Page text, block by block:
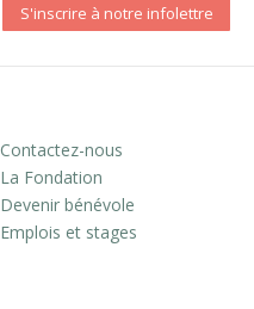
S'inscrire à notre infolettre
Contactez-nous
La Fondation
Devenir bénévole
Emplois et stages